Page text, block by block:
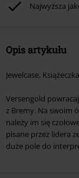
Najwyższa
Opis artykułu
Jewelcase,
Versengold
z Bremy. Na swoim
należy im się
pisane przez lidera
duże pole do